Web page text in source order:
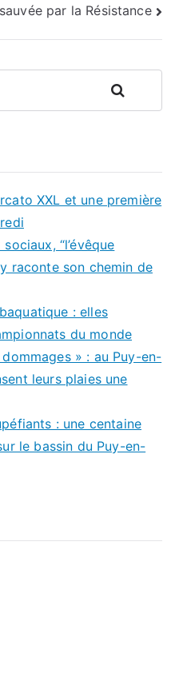
par la Résistance
Rechercher
XXL et une première
“l’évêque
raconte son chemin de
: elles
du monde
» : au Puy-en-
leurs plaies une
: une centaine
le bassin du Puy-en-